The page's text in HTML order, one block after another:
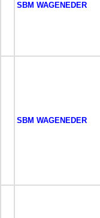
SBM WAGENEDER
SBM WAGENEDER